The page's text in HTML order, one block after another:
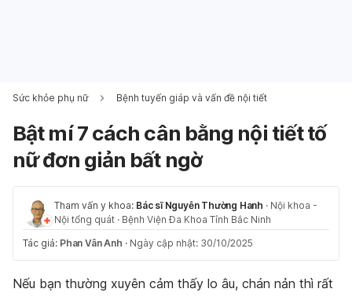
Sức khỏe phụ nữ Bệnh tuyến giáp và vấn đề nội tiết
Bật mí 7 cách cân bằng nội tiết tố
nữ đơn giản bất ngờ
Tham vấn y khoa: Bác sĩ Nguyễn Thường Hanh · Nội khoa -
Nội tổng quát · Bệnh Viện Đa Khoa Tỉnh Bắc Ninh
Tác giả: Phan Vân Anh · Ngày cập nhật: 30/10/2025
Nếu bạn thường xuyên cảm thấy lo âu, chán nản thì rất